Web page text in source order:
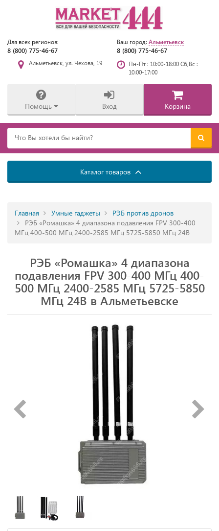
Для всех регионов:
8 (800) 775-46-67
Ваш город: Альметьевск
8 (800) 775-46-67
Альметьевск, ул. Чехова, 19
Пн-Пт : 10:00-18:00 Сб,Вс :
10:00-17:00
Помощь Вход Корзина
Каталог товаров
Главная Умные гаджеты
РЭБ против дронов
РЭБ «Ромашка» 4 диапазона подавления FPV 300-400
МГц 400-500 МГц 2400-2585 МГц 5725-5850 МГц 24В
РЭБ «Ромашка» 4 диапазона
подавления FPV 300-400 МГц 400-
500 МГц 2400-2585 МГц 5725-5850
МГц 24В в Альметьевске